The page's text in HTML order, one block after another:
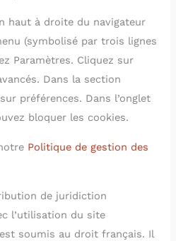
haut à droite du navigateur
(symbolisé par trois lignes
Paramètres. Cliquez sur
Dans la section
préférences. Dans l’onglet
bloquer les cookies.
Politique de gestion des
de juridiction
l’utilisation du site
soumis au droit français. Il